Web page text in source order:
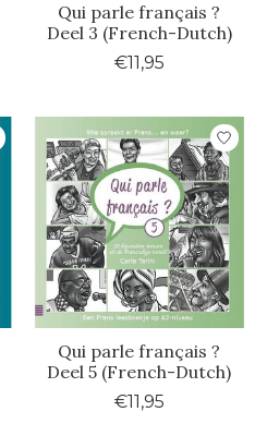
Qui parle français ?
Deel 3 (French-Dutch)
€11,95
Qui parle français ?
Deel 5 (French-Dutch)
€11,95